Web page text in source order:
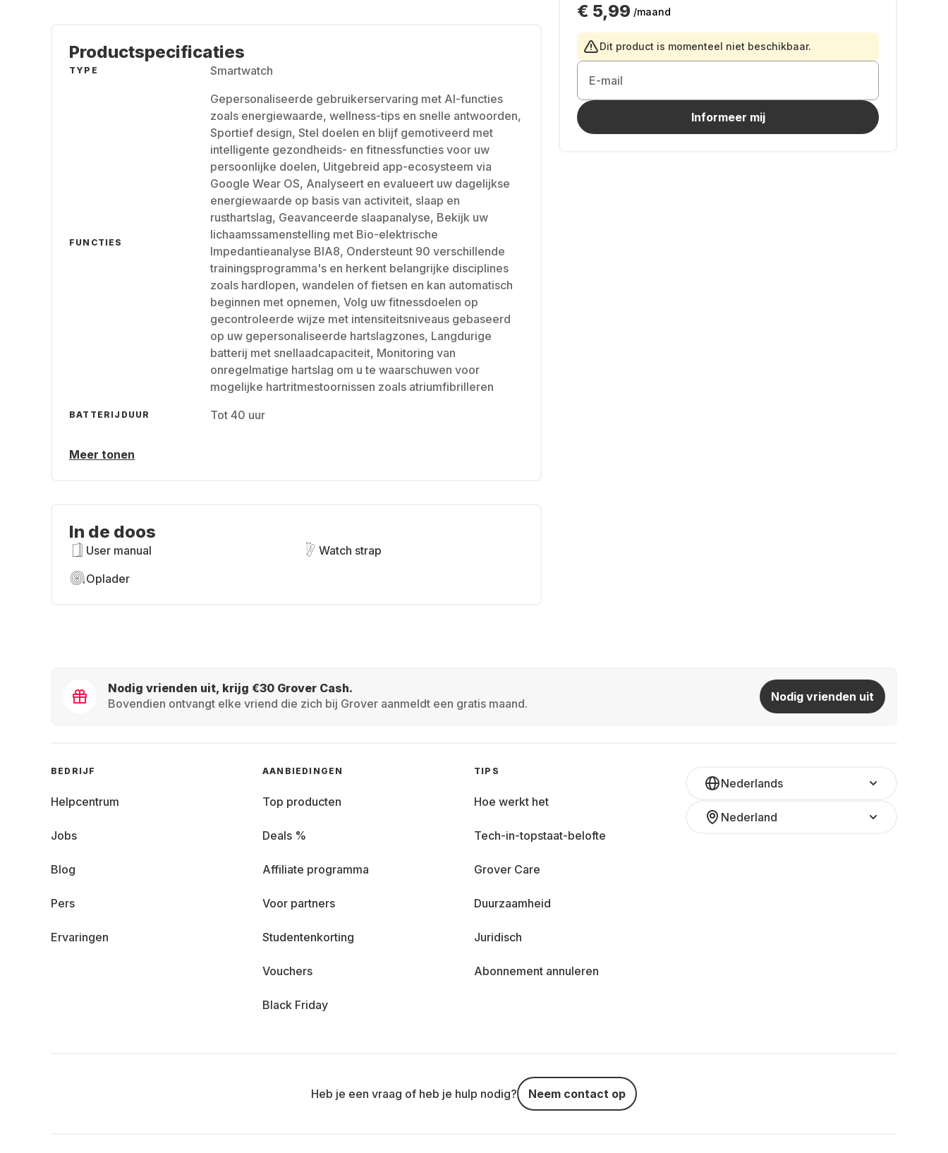
€ 5,99 /maand
Dit product is momenteel niet beschikbaar.
E-mail
Informeer mij
Productspecificaties
TYPE Smartwatch
FUNCTIES
Gepersonaliseerde gebruikerservaring met AI-functies
zoals energiewaarde, wellness-tips en snelle antwoorden,
Sportief design, Stel doelen en blijf gemotiveerd met
intelligente gezondheids- en fitnessfuncties voor uw
persoonlijke doelen, Uitgebreid app-ecosysteem via
Google Wear OS, Analyseert en evalueert uw dagelijkse
energiewaarde op basis van activiteit, slaap en
rusthartslag, Geavanceerde slaapanalyse, Bekijk uw
lichaamssamenstelling met Bio-elektrische
Impedantieanalyse BIA8, Ondersteunt 90 verschillende
trainingsprogramma's en herkent belangrijke disciplines
zoals hardlopen, wandelen of fietsen en kan automatisch
beginnen met opnemen, Volg uw fitnessdoelen op
gecontroleerde wijze met intensiteitsniveaus gebaseerd
op uw gepersonaliseerde hartslagzones, Langdurige
batterij met snellaadcapaciteit, Monitoring van
onregelmatige hartslag om u te waarschuwen voor
mogelijke hartritmestoornissen zoals atriumfibrilleren
BATTERIJDUUR Tot 40 uur
Meer tonen
In de doos
User manual
Watch strap
Oplader
Nodig vrienden uit, krijg €30 Grover Cash.
Bovendien ontvangt elke vriend die zich bij Grover aanmeldt een gratis maand.
Nodig vrienden uit
Nederlands
Nederland
BEDRIJF
Helpcentrum
Jobs
Blog
Pers
Ervaringen
AANBIEDINGEN
Top producten
Deals %
Affiliate programma
Voor partners
Studentenkorting
Vouchers
Black Friday
TIPS
Hoe werkt het
Tech-in-topstaat-belofte
Grover Care
Duurzaamheid
Juridisch
Abonnement annuleren
Heb je een vraag of heb je hulp nodig? Neem contact op